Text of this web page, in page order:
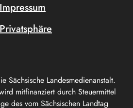
Sächsische Landesmedienanstalt.
mitfinanziert durch Steuermittel
des vom Sächsischen Landtag
Impressum
Privatsphäre